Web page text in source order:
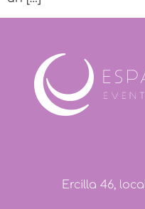
Ercilla 46,